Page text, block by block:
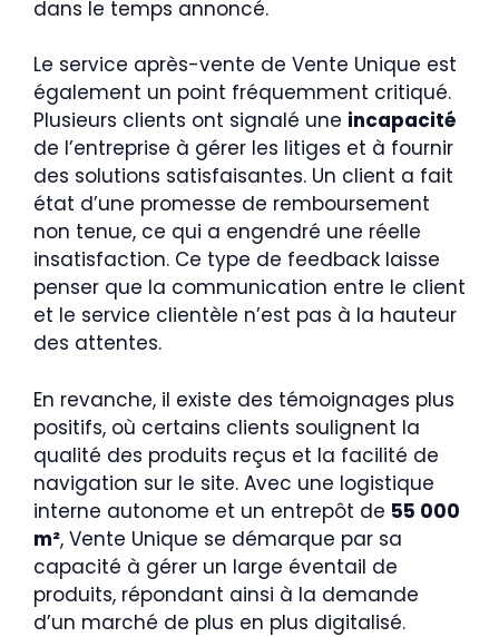
dans le temps annoncé.
Le service après-vente de Vente Unique est
également un point fréquemment critiqué.
Plusieurs clients ont signalé une incapacité
de l’entreprise à gérer les litiges et à fournir
des solutions satisfaisantes. Un client a fait
état d’une promesse de remboursement
non tenue, ce qui a engendré une réelle
insatisfaction. Ce type de feedback laisse
penser que la communication entre le client
et le service clientèle n’est pas à la hauteur
des attentes.
En revanche, il existe des témoignages plus
positifs, où certains clients soulignent la
qualité des produits reçus et la facilité de
navigation sur le site. Avec une logistique
interne autonome et un entrepôt de 55 000
m², Vente Unique se démarque par sa
capacité à gérer un large éventail de
produits, répondant ainsi à la demande
d’un marché de plus en plus digitalisé.